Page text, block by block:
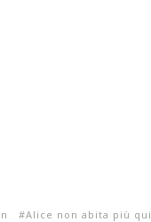
Alice non abita più qui